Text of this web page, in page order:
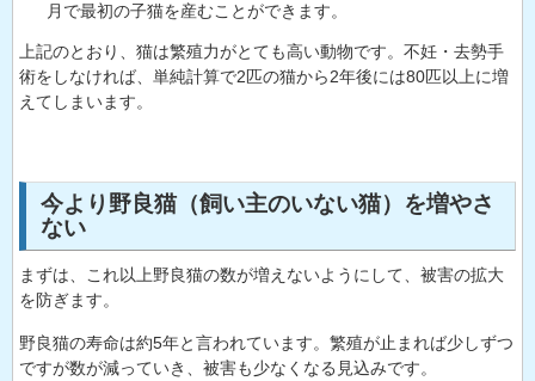
月で最初の子猫を産むことができます。
上記のとおり、猫は繁殖力がとても高い動物です。不妊・去勢手
術をしなければ、単純計算で2匹の猫から2年後には80匹以上に増
えてしまいます。
今より野良猫（飼い主のいない猫）を増やさ
ない
まずは、これ以上野良猫の数が増えないようにして、被害の拡大
を防ぎます。
野良猫の寿命は約5年と言われています。繁殖が止まれば少しずつ
ですが数が減っていき、被害も少なくなる見込みです。